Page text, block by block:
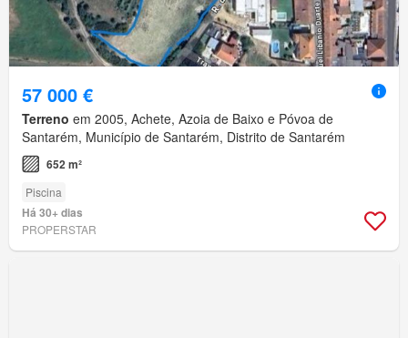
57 000 €
Terreno em 2005, Achete, Azoia de Baixo e Póvoa de
Santarém, Município de Santarém, Distrito de Santarém
652 m²
Piscina
Há 30+ dias
PROPERSTAR